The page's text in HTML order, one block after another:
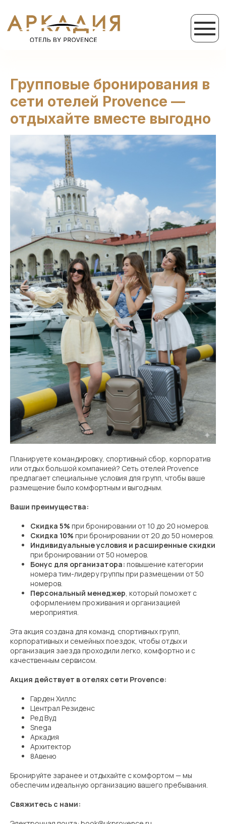
Групповые бронирования в
сети отелей Provence —
отдыхайте вместе выгодно
Планируете командировку, спортивный сбор, корпоратив
или отдых большой компанией? Сеть отелей Provence
предлагает специальные условия для групп, чтобы ваше
размещение было комфортным и выгодным.
Ваши преимущества:
Скидка 5% при бронировании от 10 до 20 номеров.
Скидка 10% при бронировании от 20 до 50 номеров.
Индивидуальные условия и расширенные скидки
при бронировании от 50 номеров.
Бонус для организатора: повышение категории
номера тим-лидеру группы при размещении от 50
номеров.
Персональный менеджер, который поможет с
оформлением проживания и организацией
мероприятия.
Эта акция создана для команд, спортивных групп,
корпоративных и семейных поездок, чтобы отдых и
организация заезда проходили легко, комфортно и с
качественным сервисом.
Акция действует в отелях сети Provence:
Гарден Хиллс
Централ Резиденс
Ред Вуд
Snega
Аркадия
Архитектор
8Aвеню
Бронируйте заранее и отдыхайте с комфортом — мы
обеспечим идеальную организацию вашего пребывания.
Свяжитесь с нами: